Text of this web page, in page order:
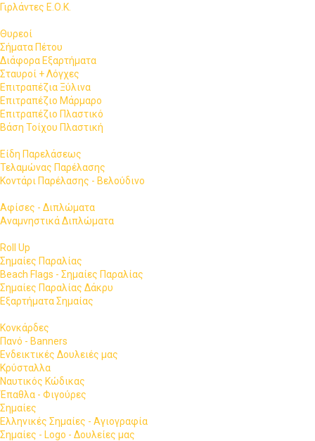
Γιρλάντες Ε.Ο.Κ.
Θυρεοί
Σήματα Πέτου
Διάφορα Εξαρτήματα
Σταυροί + Λόγχες
Επιτραπέζια Ξύλινα
Επιτραπέζιο Μάρμαρο
Επιτραπέζιο Πλαστικό
Βάση Τοίχου Πλαστική
Είδη Παρελάσεως
Τελαμώνας Παρέλασης
Κοντάρι Παρέλασης - Βελούδινο
Αφίσες - Διπλώματα
Αναμνηστικά Διπλώματα
Roll Up
Σημαίες Παραλίας
Beach Flags - Σημαίες Παραλίας
Σημαίες Παραλίας Δάκρυ
Εξαρτήματα Σημαίας
Κονκάρδες
Πανό - Banners
Ενδεικτικές Δουλειές μας
Κρύσταλλα
Ναυτικός Κώδικας
Έπαθλα - Φιγούρες
Σημαίες
Ελληνικές Σημαίες - Αγιογραφία
Σημαίες - Logo - Δουλείες μας